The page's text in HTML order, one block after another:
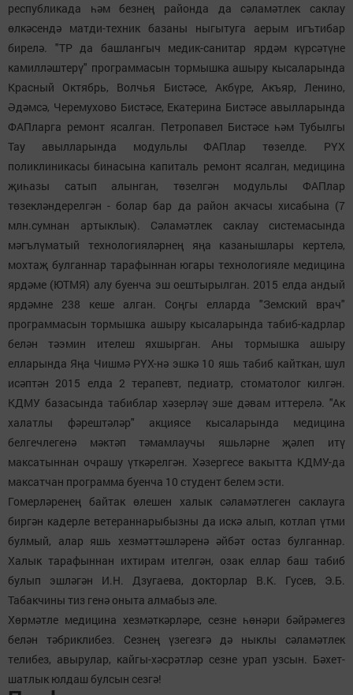
республикада һәм безнең районда да сәламәтлек саклау
өлкәсендә матди-техник базаны ныгытуга аерым игътибар
бирелә. "ТР да башлангыч медик-санитар ярдәм күрсәтүне
камилләштерү" программасын тормышка ашыру кысаларында
Красный Октябрь, Волчья Бистәсе, Акбүре, Акъяр, Ленино,
Әдәмсә, Черемухово Бистәсе, Екатерина Бистәсе авылларында
ФАПларга ремонт ясалган. Петропавел Бистәсе һәм Тубылгы
Тау авылларында модульлы ФАПлар төзелде. РҮХ
поликлиникасы бинасына капиталь ремонт ясалган, медицина
җиһазы сатып алынган, төзелгән модульлы ФАПлар
төзекләндерелгән - болар бар да район акчасы хисабына (7
млн.сумнан артыклык). Сәламәтлек саклау системасында
мәгълүматый технологияләрнең яңа казанышлары кертелә,
мохтаҗ булганнар тарафыннан югары технологияле медицина
ярдәме (ЮТМЯ) алу буенча эш оештырылган. 2015 елда андый
ярдәмне 238 кеше алган. Соңгы елларда "Земский врач"
программасын тормышка ашыру кысаларында табиб-кадрлар
белән тәэмин ителеш яхшырган. Аны тормышка ашыру
елларында Яңа Чишмә РҮХ-нә эшкә 10 яшь табиб кайткан, шул
исәптән 2015 елда 2 терапевт, педиатр, стоматолог килгән.
КДМУ базасында табиблар хәзерләү эше дәвам иттерелә. "Ак
халатлы фәрештәләр" акциясе кысаларында медицина
белгечлегенә мәктәп тәмамлаучы яшьләрне җәлеп итү
максатыннан очрашу үткәрелгән. Хәзергесе вакытта КДМУ-да
максатчан программа буенча 10 студент белем эсти.
Гомерләренең байтак өлешен халык сәламәтлеген саклауга
биргән кадерле ветераннарыбызны да искә алып, котлап үтми
булмый, алар яшь хезмәттәшләренә әйбәт остаз булганнар.
Халык тарафыннан ихтирам ителгән, озак еллар баш табиб
булып эшләгән И.Н. Дзугаева, докторлар В.К. Гусев, Э.Б.
Табакчины тиз генә оныта алмабыз әле.
Хөрмәтле медицина хезмәткәрләре, сезне һөнәри бәйрәмегез
белән тәбриклибез. Сезнең үзегезгә дә ныклы сәламәтлек
телибез, авырулар, кайгы-хәсрәтләр сезне урап узсын. Бәхет-
шатлык юлдаш булсын сезгә!